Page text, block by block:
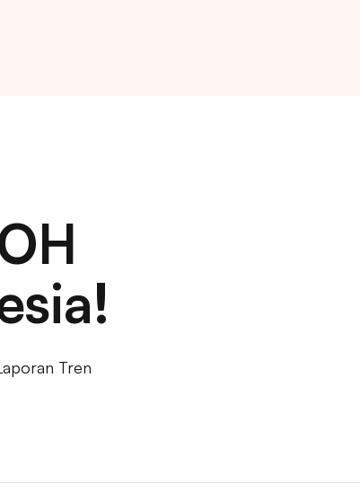
digital ooh, iklan kota pintar, solusi papan reklame
tinggi, signage digital ritel, iklan papan reklame
bertarget, layar iklan digital, iklan papan reklame
terbarukan, papan reklame tenaga surya, ooh
Tren